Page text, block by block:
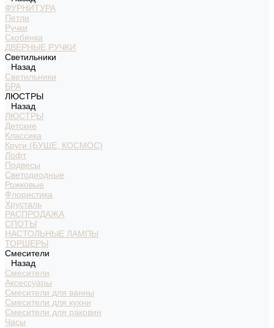
ФУРНИТУРА
Петли
Ручки
Скобянка
ДВЕРНЫЕ РУЧКИ
Светильники
Назад
Светильники
БРА
ЛЮСТРЫ
Назад
ЛЮСТРЫ
Детские
Классика
Круги (БУШЕ, КОСМОС)
Лофт
Подвесы
Светодиодные
Рожковые
Флористика
Хрусталь
РАСПРОДАЖА
СПОТЫ
НАСТОЛЬНЫЕ ЛАМПЫ
ТОРШЕРЫ
Смесители
Назад
Смесители
Аксессуары
Смесители для ванны
Смесители для кухни
Смесители для раковин
Часы